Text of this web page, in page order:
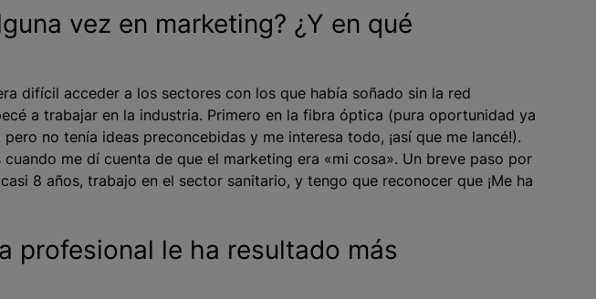
vez en marketing? ¿Y en qué
difícil acceder a los sectores con los que había soñado sin la red
a trabajar en la industria. Primero en la fibra óptica (pura oportunidad ya
no tenía ideas preconcebidas y me interesa todo, ¡así que me lancé!).
me dí cuenta de que el marketing era «mi cosa». Un breve paso por
8 años, trabajo en el sector sanitario, y tengo que reconocer que ¡Me ha
profesional le ha resultado más